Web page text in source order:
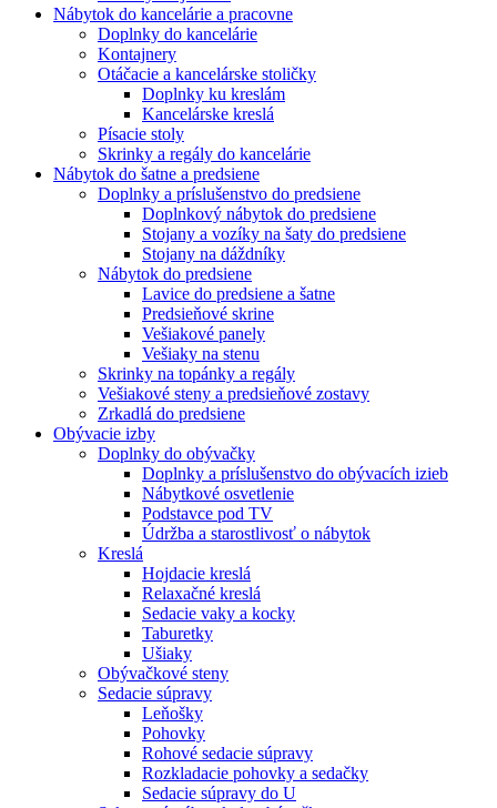
Nábytok do kancelárie a pracovne
Doplnky do kancelárie
Kontajnery
Otáčacie a kancelárske stoličky
Doplnky ku kreslám
Kancelárske kreslá
Písacie stoly
Skrinky a regály do kancelárie
Nábytok do šatne a predsiene
Doplnky a príslušenstvo do predsiene
Doplnkový nábytok do predsiene
Stojany a vozíky na šaty do predsiene
Stojany na dáždníky
Nábytok do predsiene
Lavice do predsiene a šatne
Predsieňové skrine
Vešiakové panely
Vešiaky na stenu
Skrinky na topánky a regály
Vešiakové steny a predsieňové zostavy
Zrkadlá do predsiene
Obývacie izby
Doplnky do obývačky
Doplnky a príslušenstvo do obývacích izieb
Nábytkové osvetlenie
Podstavce pod TV
Údržba a starostlivosť o nábytok
Kreslá
Hojdacie kreslá
Relaxačné kreslá
Sedacie vaky a kocky
Taburetky
Ušiaky
Obývačkové steny
Sedacie súpravy
Leňošky
Pohovky
Rohové sedacie súpravy
Rozkladacie pohovky a sedačky
Sedacie súpravy do U